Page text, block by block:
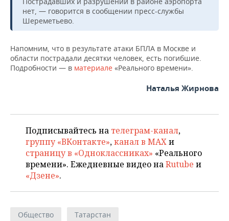
нет, — говорится в сообщении пресс-службы
Шереметьево.
Напомним, что в результате атаки БПЛА в Москве и
области пострадали десятки человек, есть погибшие.
Подробности — в материале «Реального времени».
Наталья Жирнова
Подписывайтесь на телеграм-канал,
группу «ВКонтакте»,канал в MAXи
страницу в «Одноклассниках» «Реального
времени». Ежедневные видео наRutube и
«Дзене».
Общество Татарстан